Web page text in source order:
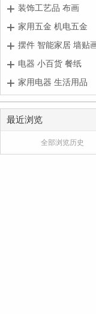
装饰工艺品 布画
家用五金 机电五金
摆件 智能家居 墙贴
电器 小百货 餐纸
家用电器 生活用品
最近浏览
全部浏览历史